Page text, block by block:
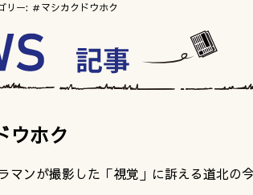
リー: ＃マシカクドウホク
ウホク
マンが撮影した「視覚」に訴える道北の